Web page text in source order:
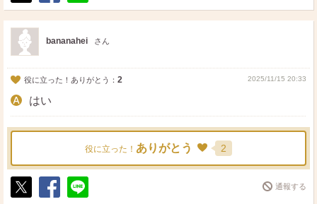
ポ
ス
ト
シ
ェ
送
る
bananahei さん
役に立った！ありがとう： 2 2025/11/15 20:33
はい
役に立った！ ありがとう 2
通報する